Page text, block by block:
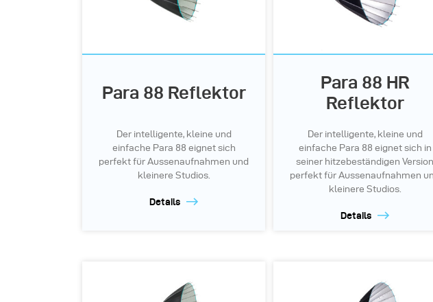
Para 88 Reflektor
Der intelligente, kleine und
einfache Para 88 eignet sich
perfekt für Aussenaufnahmen und
kleinere Studios.
Details
Para 88 HR
Reflektor
Der intelligente, kleine und
einfache Para 88 eignet sich in
seiner hitzebeständigen Version
perfekt für Aussenaufnahmen
kleinere Studios.
Details